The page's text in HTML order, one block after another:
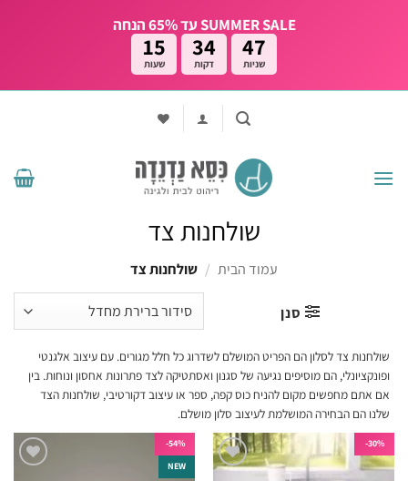
SUMMER SALE עד 65% הנחה
15
שעות
34
דקות
46
שניות
שולחנות צד
עמוד הבית / שולחנות צד
סנן
שולחנות צד לסלון הם הפריט המושלם לשדרוג כל חלל מגורים. עם עיצוב אלגנטי
ופונקציונלי, הם מוסיפים נגיעה של סגנון ואסתטיקה לצד פתרונות אחסון ונוחות. בין
אם אתם מחפשים מקום להניח כוס קפה, ספר או עיצוב דקורטיבי, שולחנות הצד
שלנו הם הבחירה המושלמת לעיצוב סלון מושלם.
30%-
54%-
NEW